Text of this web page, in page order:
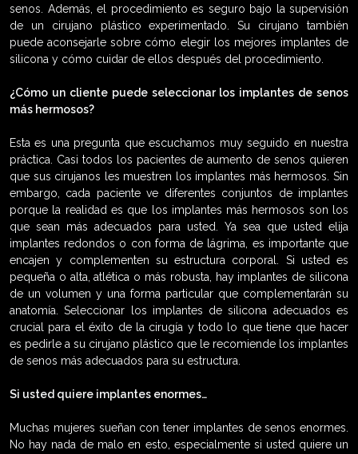
senos. Además, el procedimiento es seguro bajo la supervisión
de un cirujano plástico experimentado. Su cirujano también
puede aconsejarle sobre cómo elegir los mejores implantes de
silicona y cómo cuidar de ellos después del procedimiento.
¿Cómo un cliente puede seleccionar los implantes de senos
más hermosos?
Esta es una pregunta que escuchamos muy seguido en nuestra
práctica. Casi todos los pacientes de aumento de senos quieren
que sus cirujanos les muestren los implantes más hermosos. Sin
embargo, cada paciente ve diferentes conjuntos de implantes
porque la realidad es que los implantes más hermosos son los
que sean más adecuados para usted. Ya sea que usted elija
implantes redondos o con forma de lágrima, es importante que
encajen y complementen su estructura corporal. Si usted es
pequeña o alta, atlética o más robusta, hay implantes de silicona
de un volumen y una forma particular que complementarán su
anatomía. Seleccionar los implantes de silicona adecuados es
crucial para el éxito de la cirugía y todo lo que tiene que hacer
es pedirle a su cirujano plástico que le recomiende los implantes
de senos más adecuados para su estructura.
Si usted quiere implantes enormes…
Muchas mujeres sueñan con tener implantes de senos enormes.
No hay nada de malo en esto, especialmente si usted quiere un